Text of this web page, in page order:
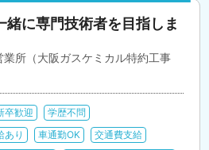
緒に専門技術者を目指しま
所（大阪ガスケミカル特約工事
卒歓迎
学歴不問
あり 車通勤OK
交通費支給